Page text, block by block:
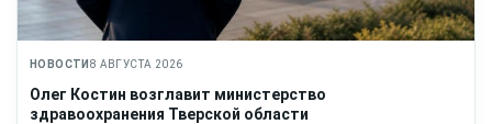
НОВОСТИ 8 АВГУСТА 2026
Олег Костин возглавит министерство
здравоохранения Тверской области